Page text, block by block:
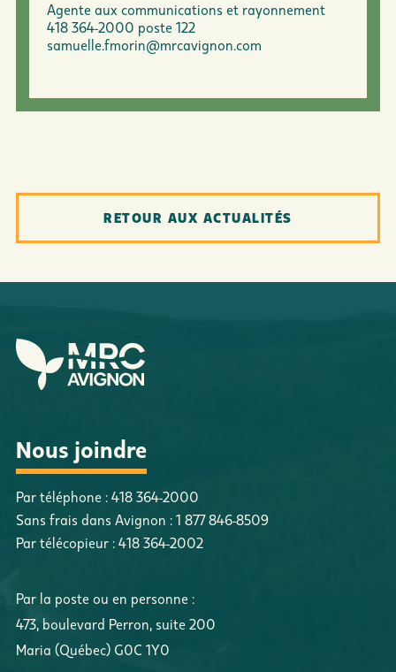
Agente aux communications et rayonnement
418 364-2000 poste 122
samuelle.fmorin@mrcavignon.com
RETOUR AUX ACTUALITÉS
Nous joindre
Par téléphone : 418 364-2000
Sans frais dans Avignon : 1 877 846-8509
Par télécopieur : 418 364-2002
Par la poste ou en personne :
473, boulevard Perron, suite 200
Maria (Québec) G0C 1Y0